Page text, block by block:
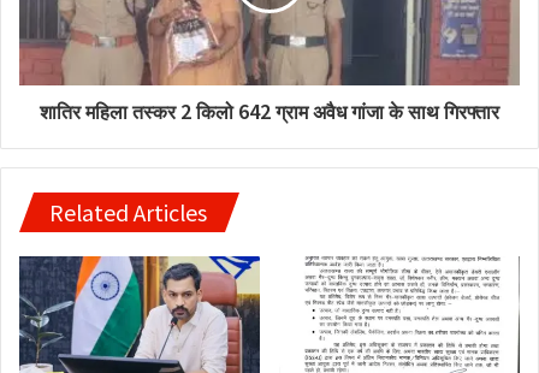
शातिर महिला तस्कर 2 किलो 642 ग्राम अवैध गांजा के साथ गिरफ्तार
Related Articles